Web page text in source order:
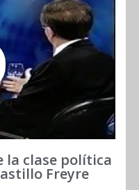
la clase política
Freyre